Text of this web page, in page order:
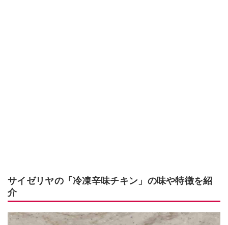
サイゼリヤの「冷凍辛味チキン」の味や特徴を紹
介